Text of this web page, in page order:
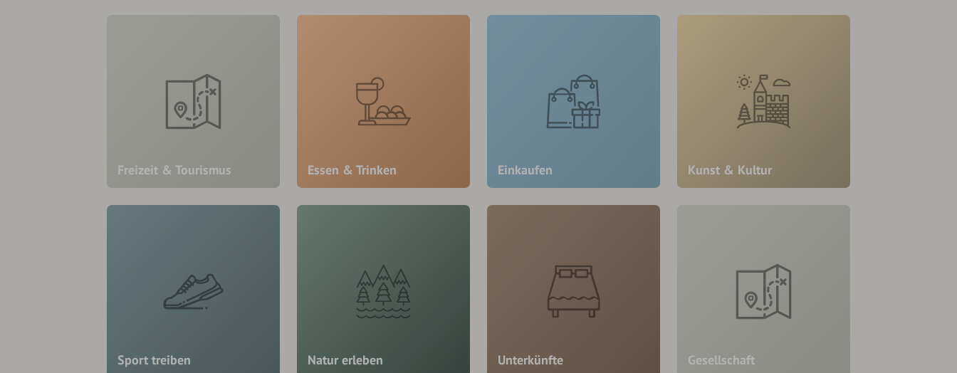
Freizeit & Tourismus Essen & Trinken Einkaufen Kunst & Kultur
Sport treiben Natur erleben Unterkünfte Gesellschaft